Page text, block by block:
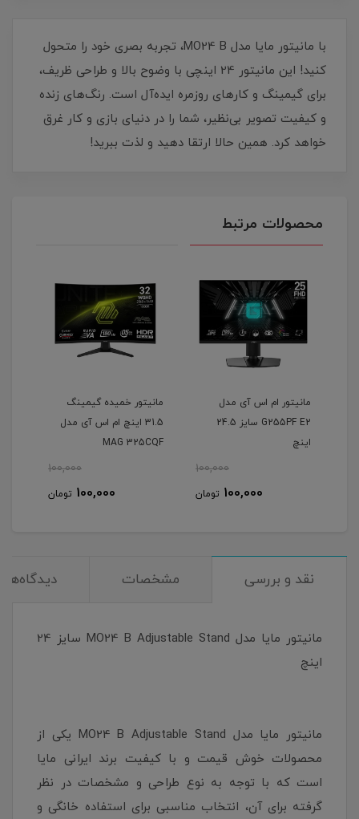
با مانیتور مایا مدل MO24 B، تجربه بصری خود را متحول
کنید! این مانیتور 24 اینچی با وضوح بالا و طراحی ظریف،
برای گیمینگ و کارهای روزمره ایده‌آل است. رنگ‌های زنده
و کیفیت تصویر بی‌نظیر، شما را در دنیای بازی و کار غرق
خواهد کرد. همین حالا ارتقا دهید و لذت ببرید!
محصولات مرتبط
اس آی مدل
G255PF E2 سایز 24.5
مانیتور خمیده گیمینگ
31.5 اینچ ام اس آی مدل
100,000
100,000
نقد و بررسی مشخصات دیدگاه‌ها
مانیتور مایا مدل MO24 B Adjustable Stand سایز 24
اینچ
مانیتور مایا مدل MO24 B Adjustable Stand یکی از
محصولات خوش قیمت و با کیفیت برند ایرانی مایا
است که با توجه به نوع طراحی و مشخصات در نظر
گرفته برای آن، انتخاب مناسبی برای استفاده خانگی و